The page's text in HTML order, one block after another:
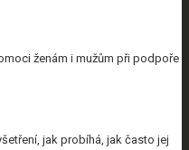
ženám i mužům při podpoře
jak probíhá, jak často jej